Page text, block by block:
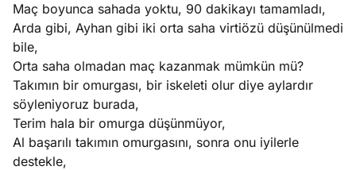
Maç boyunca sahada yoktu, 90 dakikayı tamamladı,
Arda gibi, Ayhan gibi iki orta saha virtiözü düşünülmedi
bile,
Orta saha olmadan maç kazanmak mümkün mü?
Takımın bir omurgası, bir iskeleti olur diye aylardır
söyleniyoruz burada,
Terim hala bir omurga düşünmüyor,
Al başarılı takımın omurgasını, sonra onu iyilerle
destekle,